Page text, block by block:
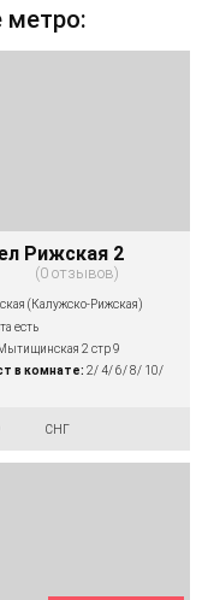
метро:
Рижская 2
0 отзывов
(Калужско-Рижская)
есть
2 стр 9
в комнате: 2/ 4/ 6/ 8/ 10/
СНГ